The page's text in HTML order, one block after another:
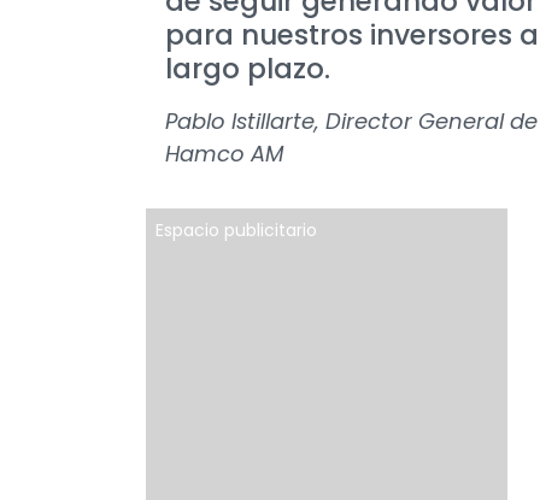
para nuestros inversores a
largo plazo.
Pablo Istillarte, Director General de
Hamco AM
Espacio publicitario